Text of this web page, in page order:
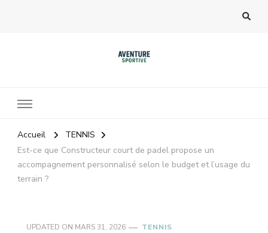
Accueil
TENNIS
Est-ce que Constructeur court de padel propose un
accompagnement personnalisé selon le budget et l’usage du
terrain ?
UPDATED ON MARS 31, 2026 TENNIS